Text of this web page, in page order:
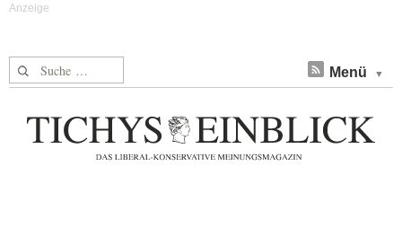
Suche nach: Menü